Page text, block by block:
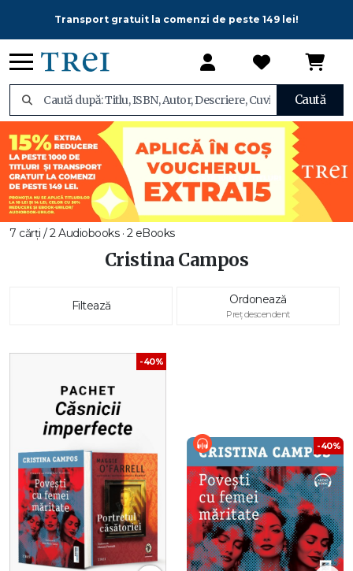
Transport gratuit la comenzi de peste 149 lei!
Caută
7 cărți / 2 Audiobooks · 2 eBooks
Cristina Campos
Filtează Ordonează
Preț descendent
-40%
-40%